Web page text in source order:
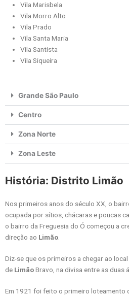
Vila Marisbela
Vila Morro Alto
Vila Prado
Vila Santa Maria
Vila Santista
Vila Siqueira
Grande São Paulo
Centro
Zona Norte
Zona Leste
História: Distrito Limão
Nos primeiros anos do século XX, o
ocupada por sítios, chácaras e poucas
o bairro da Freguesia do Ó começou a
direção ao Limão
Diz-se que os primeiros a chegar ao
de LimãoBravo, na divisa entre as duas
Em 1921 foi feito o primeiro loteamento